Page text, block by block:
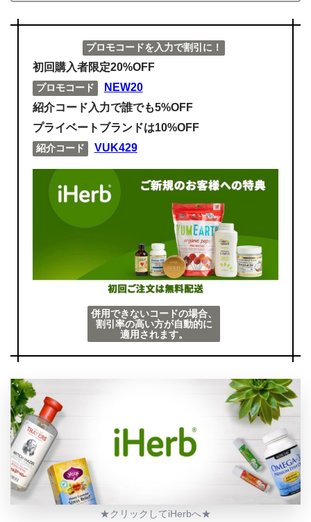
プロモコードを入力で割引に！
初回購入者限定20%OFF
プロモコード
NEW20
紹介コード入力で誰でも5%OFF
プライベートブランドは10%OFF
紹介コード VUK429
併用できないコードの場合、
割引率の高い方が自動的に
適用されます。
★クリックしてiHerbへ★